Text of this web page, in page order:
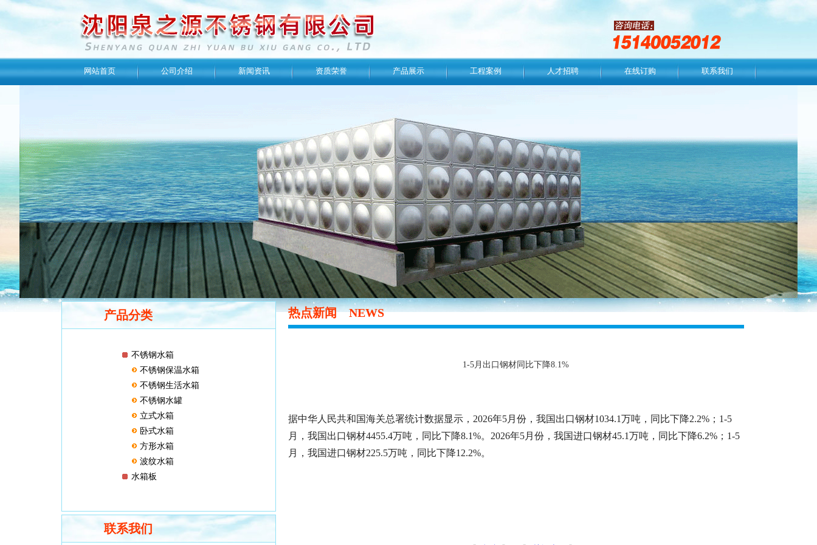
网站首页 公司介绍 新闻资讯 资质荣誉 产品展示 工程案例 人才招聘 在线订购 联系我们
产品分类
不锈钢水箱
不锈钢保温水箱
不锈钢生活水箱
不锈钢水罐
立式水箱
卧式水箱
方形水箱
波纹水箱
水箱板
联系我们
热点新闻NEWS
1-5月出口钢材同比下降8.1%
据中华人民共和国海关总署统计数据显示，2026年5月份，我国出口钢材1034.1万吨，同比下降2.2%；1-5
月，我国出口钢材4455.4万吨，同比下降8.1%。2026年5月份，我国进口钢材45.1万吨，同比下降6.2%；1-5
月，我国进口钢材225.5万吨，同比下降12.2%。